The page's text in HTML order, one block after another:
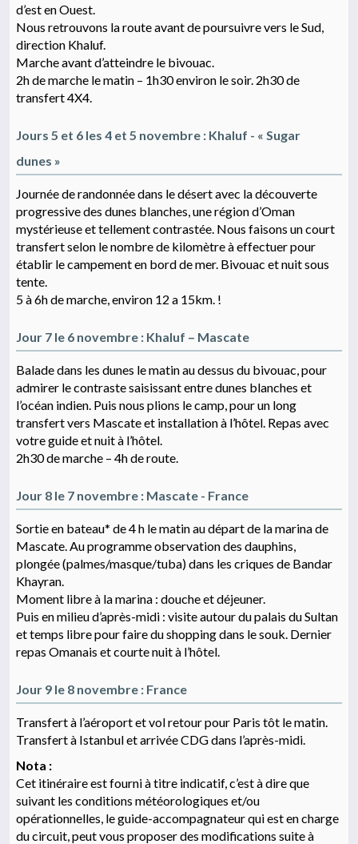
d’est en Ouest.
Nous retrouvons la route avant de poursuivre vers le Sud,
direction Khaluf.
Marche avant d’atteindre le bivouac.
2h de marche le matin – 1h30 environ le soir. 2h30 de
transfert 4X4.
Jours 5 et 6 les 4 et 5 novembre : Khaluf - « Sugar
dunes »
Journée de randonnée dans le désert avec la découverte
progressive des dunes blanches, une région d’Oman
mystérieuse et tellement contrastée. Nous faisons un court
transfert selon le nombre de kilomètre à effectuer pour
établir le campement en bord de mer. Bivouac et nuit sous
tente.
5 à 6h de marche, environ 12 a 15km. !
Jour 7 le 6 novembre : Khaluf – Mascate
Balade dans les dunes le matin au dessus du bivouac, pour
admirer le contraste saisissant entre dunes blanches et
l’océan indien. Puis nous plions le camp, pour un long
transfert vers Mascate et installation à l’hôtel. Repas avec
votre guide et nuit à l’hôtel.
2h30 de marche – 4h de route.
Jour 8 le 7 novembre : Mascate - France
Sortie en bateau* de 4 h le matin au départ de la marina de
Mascate. Au programme observation des dauphins,
plongée (palmes/masque/tuba) dans les criques de Bandar
Khayran.
Moment libre à la marina : douche et déjeuner.
Puis en milieu d’après-midi : visite autour du palais du Sultan
et temps libre pour faire du shopping dans le souk. Dernier
repas Omanais et courte nuit à l’hôtel.
Jour 9 le 8 novembre : France
Transfert à l’aéroport et vol retour pour Paris tôt le matin.
Transfert à Istanbul et arrivée CDG dans l’après-midi.
Nota :
Cet itinéraire est fourni à titre indicatif, c’est à dire que
suivant les conditions météorologiques et/ou
opérationnelles, le guide-accompagnateur qui est en charge
du circuit, peut vous proposer des modifications suite à